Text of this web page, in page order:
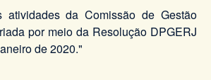
da Comissão de Gestão
por meio da Resolução DPGERJ
de 2020."